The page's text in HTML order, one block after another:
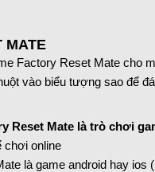
MATE
Factory Reset Mate cho
vào biểu tượng sao để
Reset Mate là trò chơi
chơi online
là game android hay ios